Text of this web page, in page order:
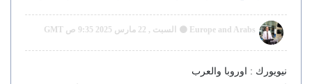
Europe and Arabs السبت , 22 مارس 2025 9:35 ص GMT
نيويورك : اوروبا والعرب